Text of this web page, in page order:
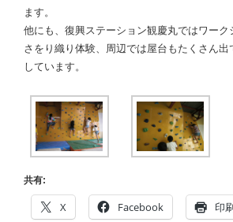
ます。
他にも、復興ステーション観慶丸ではワーク
さをり織り体験、周辺では屋台もたくさん出
しています。
共有:
X Facebook 印